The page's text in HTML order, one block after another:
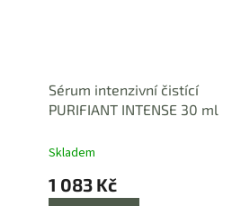
Sérum intenzivní čistící
PURIFIANT INTENSE 30 ml
Skladem
1 083 Kč